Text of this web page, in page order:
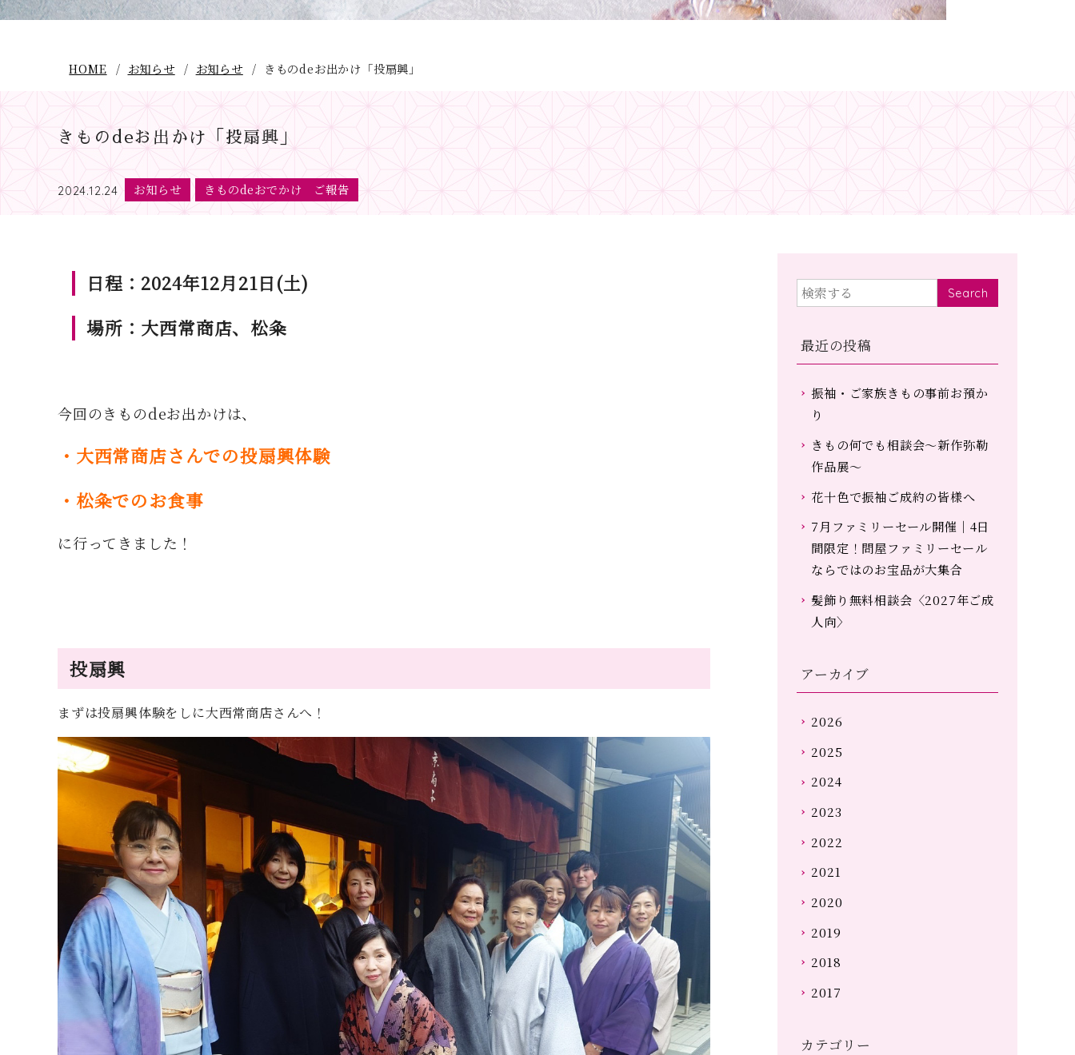
HOME お知らせ お知らせ きものdeお出かけ「投扇興」
きものdeお出かけ「投扇興」
2024.12.24 お知らせ きものdeおでかけ ご報告
日程：2024年12月21日(土)
場所：大西常商店、松粂
今回のきものdeお出かけは、
・大西常商店さんでの投扇興体験
・松粂でのお食事
に行ってきました！
投扇興
まずは投扇興体験をしに大西常商店さんへ！
Search
最近の投稿
振袖・ご家族きもの事前お預か
り
きもの何でも相談会～新作弥勒
作品展～
花十色で振袖ご成約の皆様へ
7月ファミリーセール開催｜4日
間限定！問屋ファミリーセール
ならではのお宝品が大集合
髪飾り無料相談会〈2027年ご成
人向〉
アーカイブ
2026
2025
2024
2023
2022
2021
2020
2019
2018
2017
カテゴリー